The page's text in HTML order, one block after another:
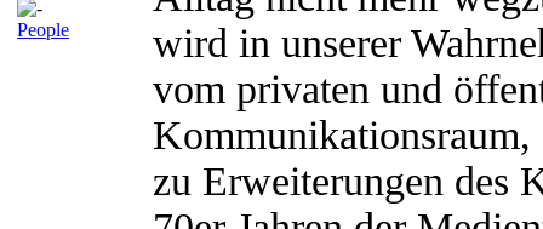
People
wird in unserer
vom privaten und
zu Erweiterungen des